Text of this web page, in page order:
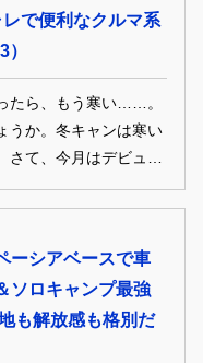
で便利なクルマ系
たら、もう寒い……。
うか。冬キャンは寒い
て、今月はデビュー
てみないと快眠できる
う人はぜひ参考に！
ーシアベースで車
ソロキャンプ最強
も解放感も格別だ